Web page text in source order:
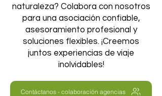
naturaleza? Colabora con nosotros
para una asociación confiable,
asesoramiento profesional y
soluciones flexibles. ¡Creemos
juntos experiencias de viaje
inolvidables!
Contáctanos - colaboración agencias